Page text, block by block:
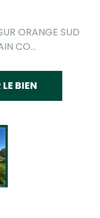
ORANGE SUD
CO...
BIEN